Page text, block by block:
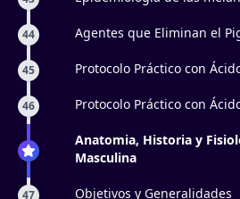
44 Agentes que Eliminan el
45 Protocolo Práctico con
46 Protocolo Práctico con
Anatomia, Historia y
Masculina
47 Objetivos y Generalidades